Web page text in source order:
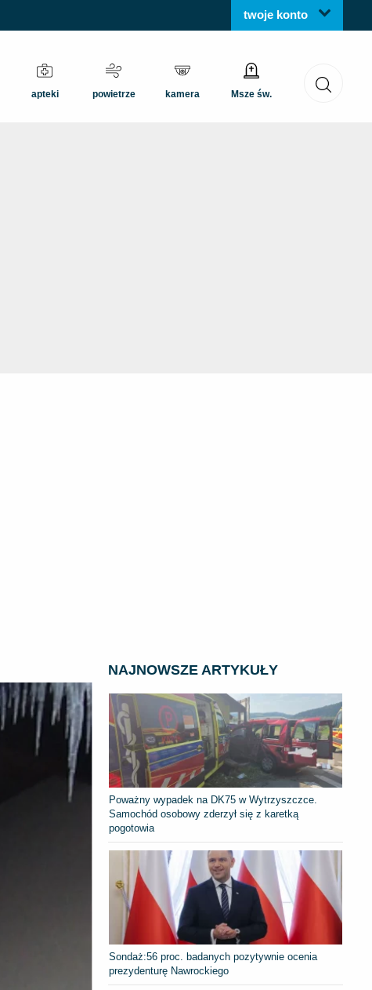
twoje konto
apteki powietrze kamera Msze św.
NAJNOWSZE ARTYKUŁY
Poważny wypadek na DK75 w Wytrzyszczce.
Samochód osobowy zderzył się z karetką
pogotowia
​Sondaż:56 proc. badanych pozytywnie ocenia
prezydenturę Nawrockiego